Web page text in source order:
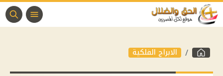
الابراج الفلكية